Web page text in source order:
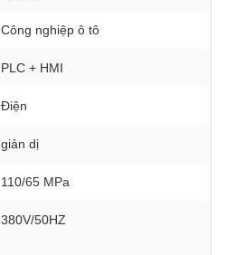
Công nghiệp ô tô
PLC + HMI
Điện
giản dị
110/65 MPa
380V/50HZ